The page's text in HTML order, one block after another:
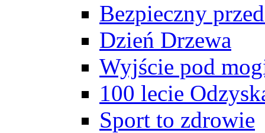
Bezpieczny
Dzień Drzewa
Wyjście pod
100 lecie
Sport to zdrowie